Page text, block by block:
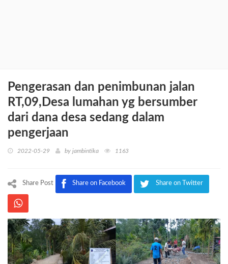
Pengerasan dan penimbunan jalan
RT,09,Desa lumahan yg bersumber
dari dana desa sedang dalam
pengerjaan
2022-05-29 by jambintika 1163
Share Post Share on Facebook Share on Twitter